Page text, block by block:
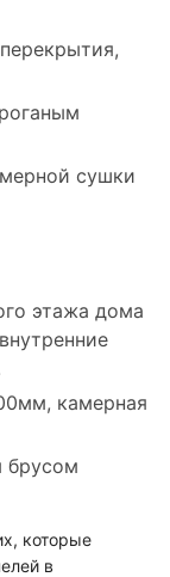
сушки
этажа дома
камерная
брусом
которые
в